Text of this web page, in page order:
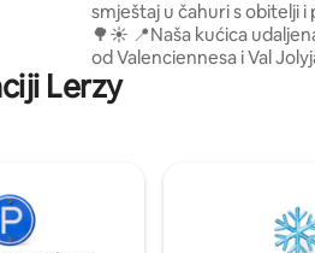
smještaj u čahuri s obitelji i
🌳☀️ 📍Naša kućica udaljena je 30 minuta
od Valenciennesa i Val
od Maroillesa. ▶️Seoska kućica je
samostalna (na
na razvlačenje od 160/200. Dopustite da
vas zavede naša seoska
Lerzy